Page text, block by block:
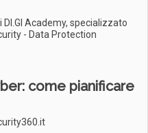
Academy, specializzato
- Data Protection
come pianificare